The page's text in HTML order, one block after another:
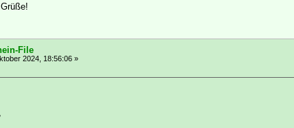
File
2024, 18:56:06 »